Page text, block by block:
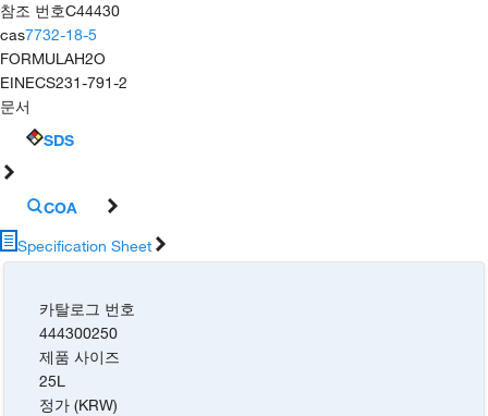
참조 번호C44430
cas7732-18-5
FORMULAH2O
EINECS231-791-2
문서
SDS
COA
Specification Sheet
카탈로그 번호
444300250
제품 사이즈
25L
정가 (KRW)